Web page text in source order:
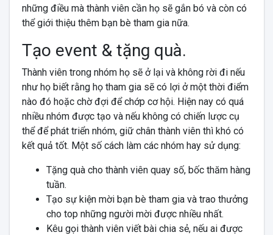
những điều mà thành viên cần họ sẽ gắn bó và còn có
thể giới thiệu thêm bạn bè tham gia nữa.
Tạo event & tặng quà.
Thành viên trong nhóm họ sẽ ở lại và không rời đi nếu
như họ biết rằng họ tham gia sẽ có lợi ở một thời điểm
nào đó hoặc chờ đợi để chớp cơ hội. Hiện nay có quá
nhiều nhóm được tạo và nếu không có chiến lược cụ
thể để phát triển nhóm, giữ chân thành viên thì khó có
kết quả tốt. Một số cách làm các nhóm hay sử dụng:
Tặng quà cho thành viên quay số, bốc thăm hàng
tuần.
Tạo sự kiện mời bạn bè tham gia và trao thưởng
cho top những người mời được nhiều nhất.
Kêu gọi thành viên viết bài chia sẻ, nếu ai được